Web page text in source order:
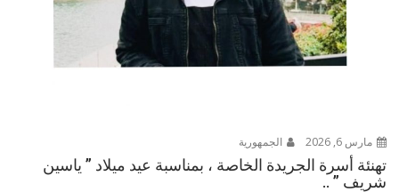
مارس 6, 2026 الجمهورية
تهنئة أسرة الجريدة الخاصة ، بمناسبة عيد ميلاد ” ياسين
شريف ” ..